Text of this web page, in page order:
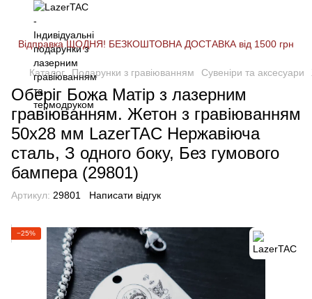
Відправка ЩОДНЯ! БЕЗКОШТОВНА ДОСТАВКА від 1500 грн
Каталог Подарунки з гравіюванням Сувеніри та аксесуари
Оберіг Божа Матір з лазерним
гравіюванням. Жетон з гравіюванням
50х28 мм LazerTAC Нержавіюча
сталь, З одного боку, Без гумового
бампера (29801)
Артикул: 29801 Написати відгук
−25%